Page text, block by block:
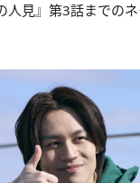
見』第3話までの